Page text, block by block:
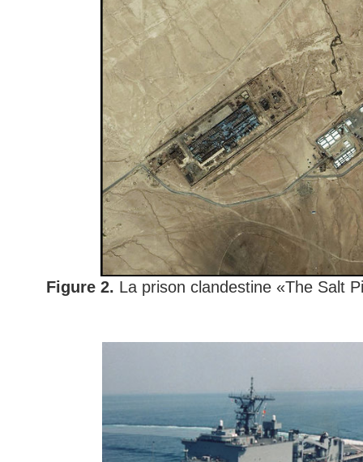
Figure 2. La prison clandestine «The Salt